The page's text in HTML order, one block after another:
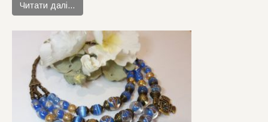
Читати далі…